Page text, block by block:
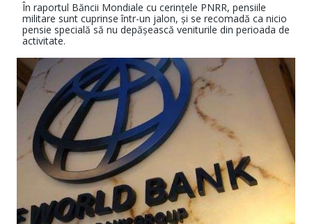
În raportul Băncii Mondiale cu cerințele PNRR, pensiile
militare sunt cuprinse într-un jalon, și se recomadă ca nicio
pensie specială să nu depășească veniturile din perioada de
activitate.